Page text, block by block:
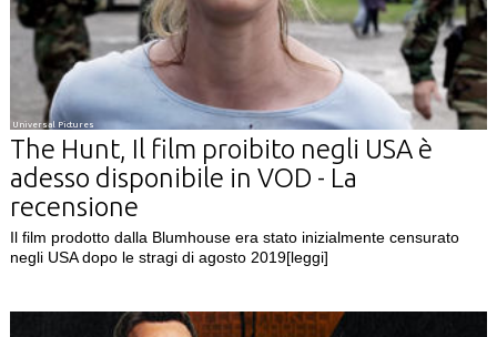
Universal Pictures
The Hunt, Il film proibito negli USA è
adesso disponibile in VOD - La
recensione
Il film prodotto dalla Blumhouse era stato inizialmente censurato
negli USA dopo le stragi di agosto 2019[leggi]